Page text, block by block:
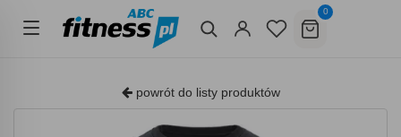
0
powrót do listy produktów